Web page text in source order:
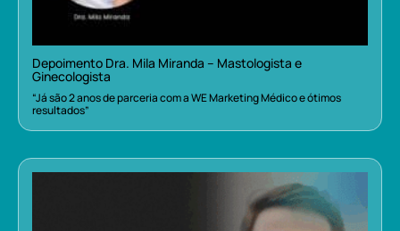
Depoimento Dra. Mila Miranda – Mastologista e
Ginecologista
“Já são 2 anos de parceria com a WE Marketing Médico e ótimos
resultados”